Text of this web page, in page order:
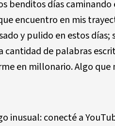
benditos días caminando
encuentro en mis
y pulido en estos
cantidad de palabras
en millonario. Algo
inusual: conecté a